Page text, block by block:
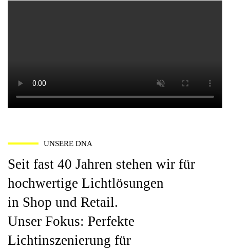
UNSERE DNA
Seit fast 40 Jahren stehen wir für
hochwertige Lichtlösungen
in Shop und Retail.
Unser Fokus: Perfekte
Lichtinszenierung für